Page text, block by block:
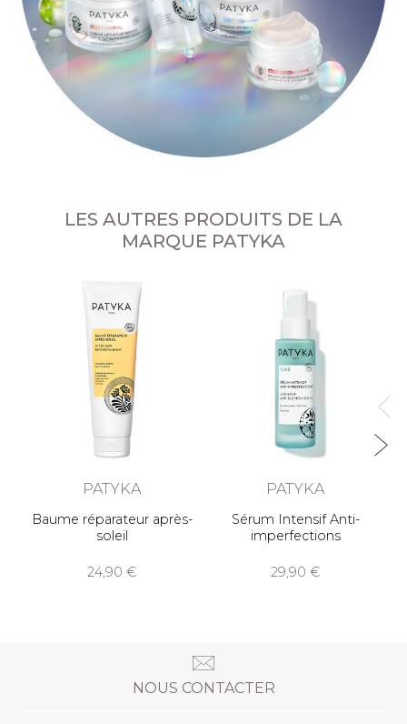
LES AUTRES PRODUITS DE LA
MARQUE PATYKA
PATYKA
Baume réparateur après-
soleil
24,90
PATYKA
Sérum Intensif Anti-
imperfections
29,90
NOUS CONTACTER